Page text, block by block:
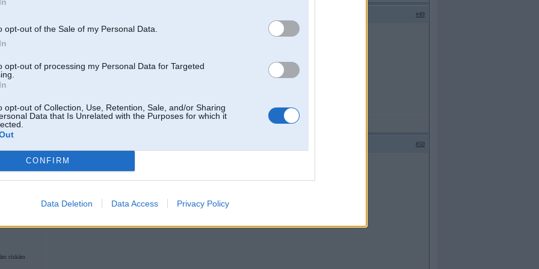
opt-out of the Sale of my Personal Data.
opt-out of processing my Personal Data for Targeted
opt-out of Collection, Use, Retention, Sale, and/or Sharing
Data that Is Unrelated with the Purposes for which it
CONFIRM
Data Deletion Data Access Privacy Policy
#49
[ Šo ziņu laboja walder, 10 Apr 2008, 13:57:23 ]
#50
ciskām
Nu ta ņemšu urbi un apurbssu visas skruuves diskiem arii ???